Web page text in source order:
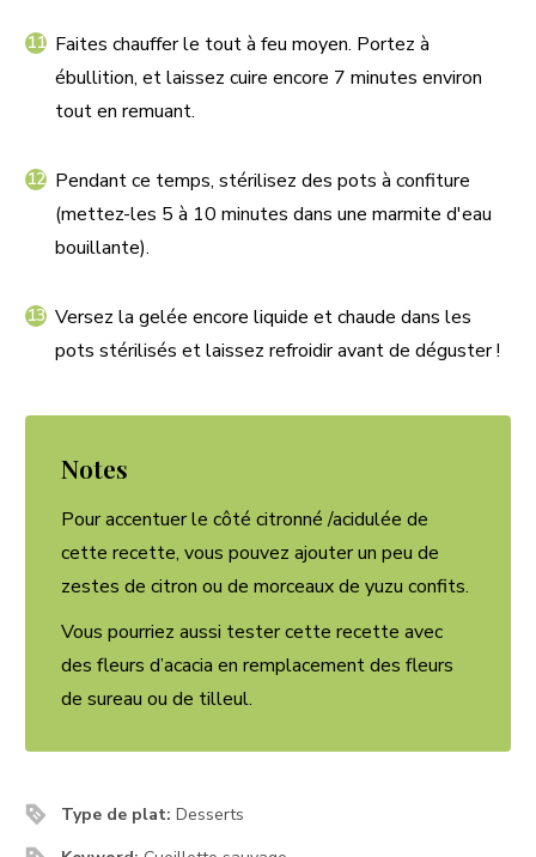
Faites chauffer le tout à feu moyen. Portez à
ébullition, et laissez cuire encore 7 minutes environ
tout en remuant.
Pendant ce temps, stérilisez des pots à confiture
(mettez-les 5 à 10 minutes dans une marmite d'eau
bouillante).
Versez la gelée encore liquide et chaude dans les
pots stérilisés et laissez refroidir avant de déguster !
Notes
Pour accentuer le côté citronné /acidulée de
cette recette, vous pouvez ajouter un peu de
zestes de citron ou de morceaux de yuzu confits.
Vous pourriez aussi tester cette recette avec
des fleurs d’acacia en remplacement des fleurs
de sureau ou de tilleul.
Type de plat:Desserts